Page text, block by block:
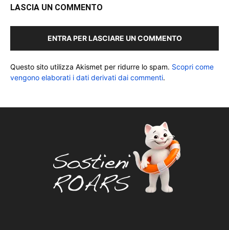
LASCIA UN COMMENTO
ENTRA PER LASCIARE UN COMMENTO
Questo sito utilizza Akismet per ridurre lo spam. Scopri come
vengono elaborati i dati derivati dai commenti.